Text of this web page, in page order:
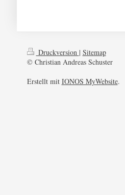
Druckversion | Sitemap
© Christian Andreas Schuster
Erstellt mit IONOS MyWebsite.